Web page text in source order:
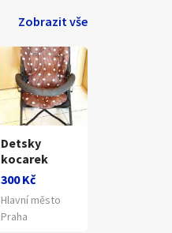
Zobrazit vše
Detsky
kocarek
300 Kč
Hlavní město
Praha